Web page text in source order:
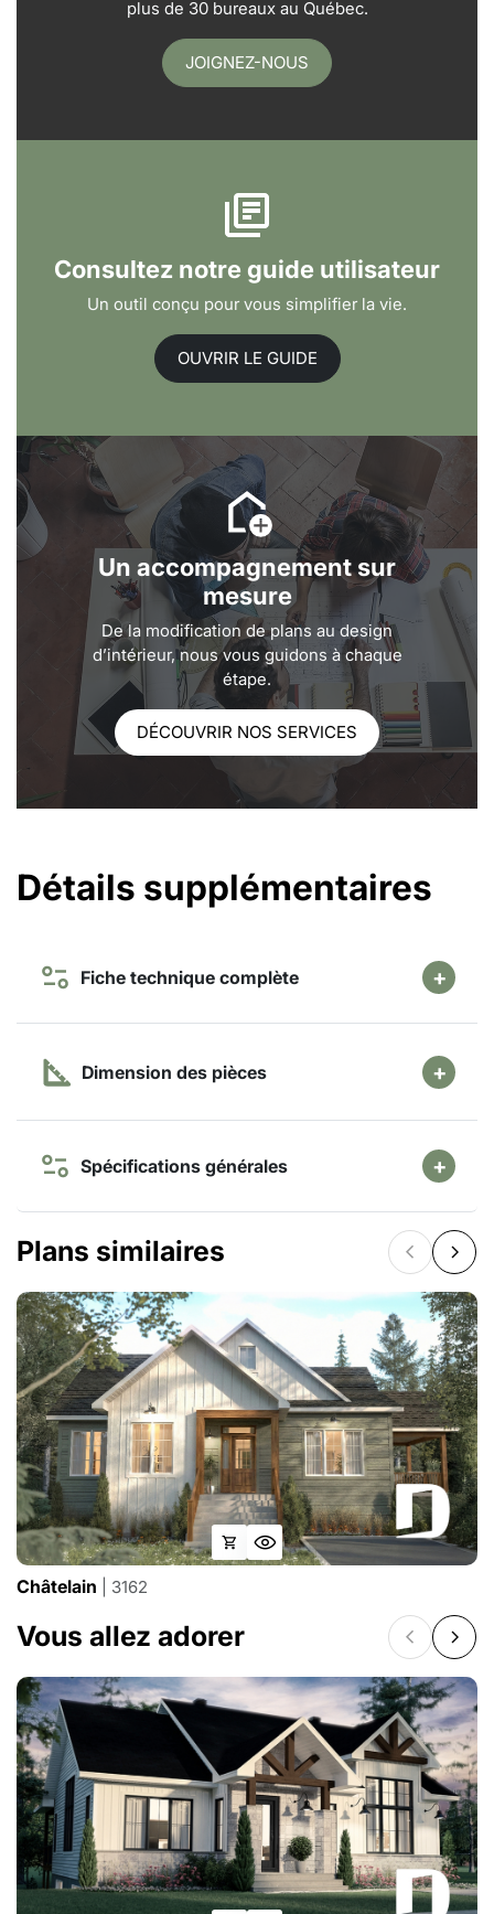
plus de 30 bureaux au Québec.
JOIGNEZ-NOUS
Consultez notre guide utilisateur
Un outil conçu pour vous simplifier la vie.
OUVRIR LE GUIDE
Un accompagnement sur
mesure
De la modification de plans au design
d’intérieur, nous vous guidons à chaque
étape.
DÉCOUVRIR NOS SERVICES
Détails supplémentaires
Fiche technique complète
Dimension des pièces
Spécifications générales
Plans similaires
Châtelain | 3162
Vous allez adorer